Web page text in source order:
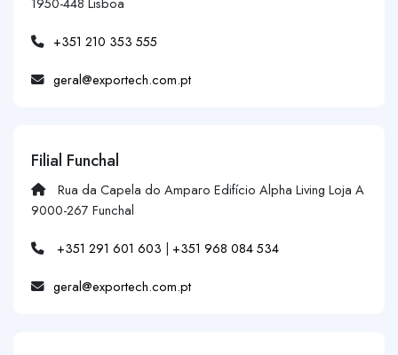
+351 210 353 555
geral@exportech.com.pt
Filial Funchal
Rua da Capela do Amparo Edifício Alpha Living Loja A
9000-267 Funchal
+351 291 601 603 | +351 968 084 534
geral@exportech.com.pt